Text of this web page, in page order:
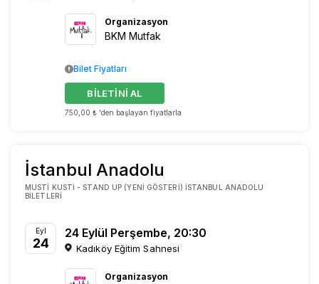
Organizasyon
BKM Mutfak
750,00 ₺ 'den başlayan fiyatlarla
BİLETİNİ AL
Bilet Fiyatları
İstanbul Anadolu
MUSTI KUSTI - STAND UP (YENI GÖSTERI) İSTANBUL ANADOLU
BILETLERI
Eyl
24
24 Eylül Perşembe, 20:30
Kadıköy Eğitim Sahnesi
Organizasyon